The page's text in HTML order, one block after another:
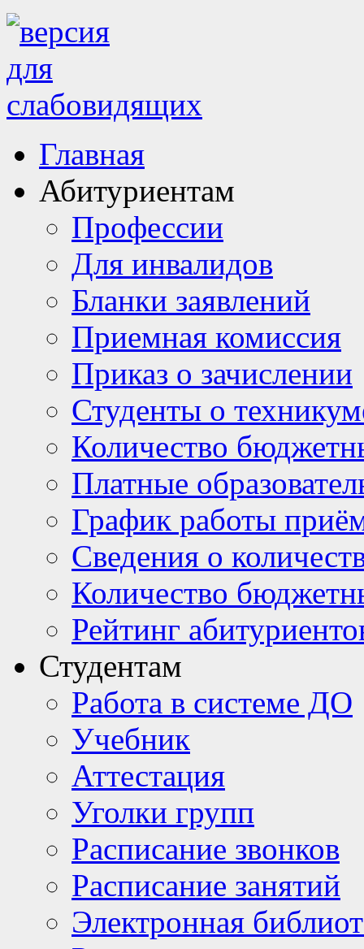
Главная
Абитуриентам
Профессии
Для инвалидов
Бланки заявлений
Приемная комиссия
Приказ о зачислении
Студенты о
Количество
Платные
График работы
Сведения о
Количество
Рейтинг
Студентам
Работа в системе ДО
Учебник
Аттестация
Уголки групп
Расписание звонков
Расписание занятий
Электронная